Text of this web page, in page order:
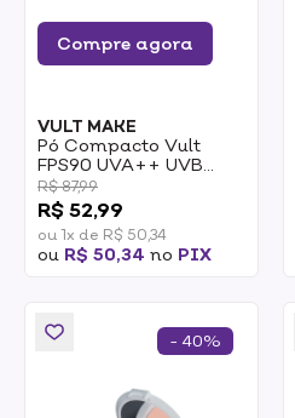
Compre agora
VULT MAKE
Pó Compacto Vult
FPS90 UVA++ UVB
Médio Escuro Cor 4 6g
R$ 87,99
R$ 52,99
ou 1x de R$ 50,34
ou R$ 50,34 no PIX
- 40%